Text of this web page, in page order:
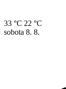
33 °C 22 °C
sobota 8. 8.